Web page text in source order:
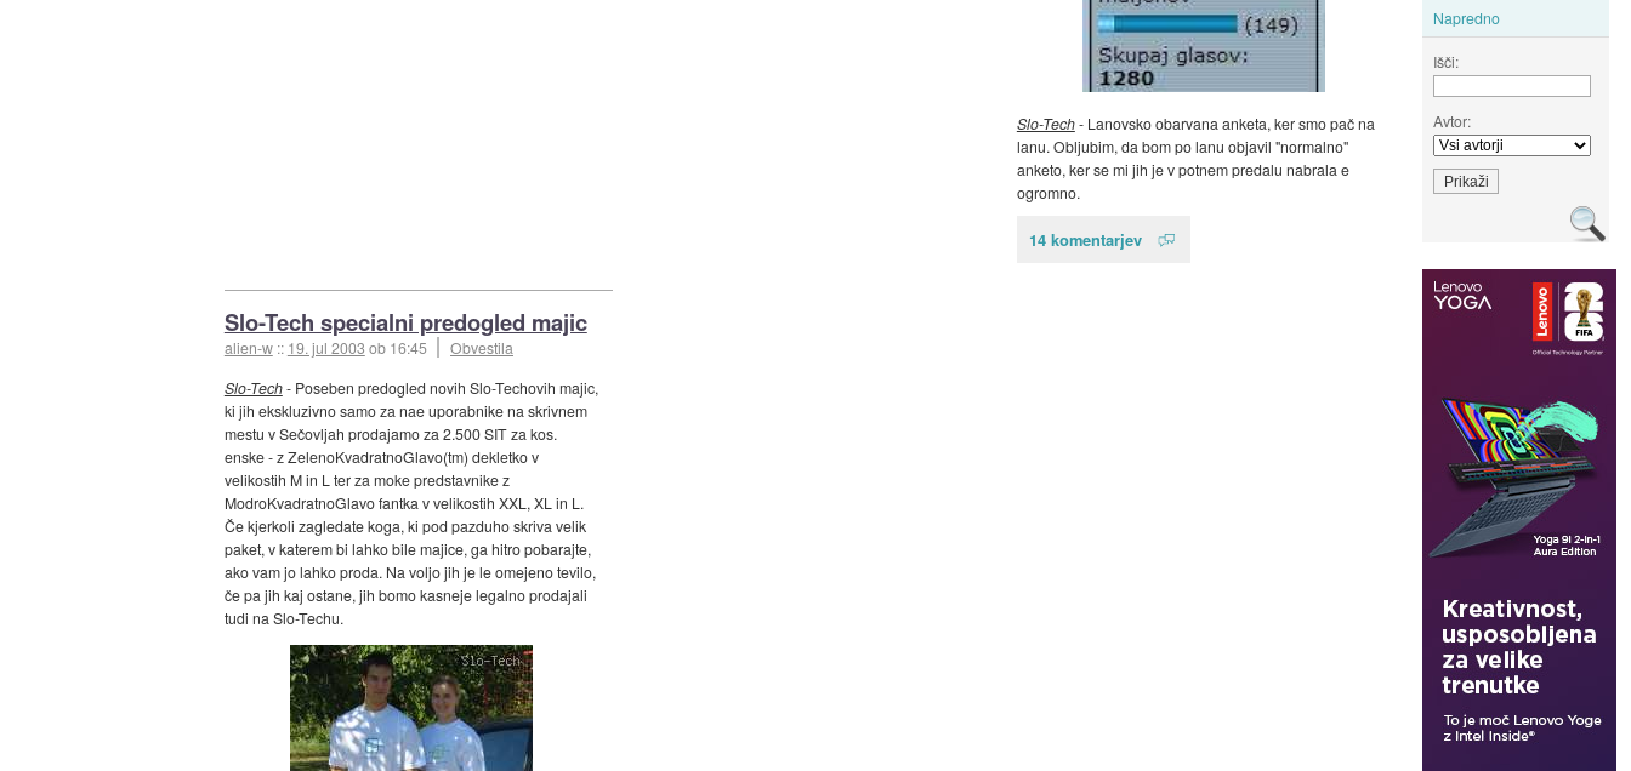
Napredno
Išči:
Avtor:
Slo-Tech- Lanovsko obarvana anketa, ker smo pač na
lanu. Obljubim, da bom po lanu objavil "normalno"
anketo, ker se mi jih je v potnem predalu nabrala e
ogromno.
14 komentarjev
Slo-Tech specialni predogled majic
alien-w :: 19. jul 2003 ob 16:45
Obvestila
Slo-Tech- Poseben predogled novih Slo-Techovih majic,
ki jih ekskluzivno samo za nae uporabnike na skrivnem
mestu v Sečovljah prodajamo za 2.500 SIT za kos.
enske - z ZelenoKvadratnoGlavo(tm) dekletko v
velikostih M in L ter za moke predstavnike z
ModroKvadratnoGlavo fantka v velikostih XXL, XL in L.
Če kjerkoli zagledate koga, ki pod pazduho skriva velik
paket, v katerem bi lahko bile majice, ga hitro pobarajte,
ako vam jo lahko proda. Na voljo jih je le omejeno tevilo,
če pa jih kaj ostane, jih bomo kasneje legalno prodajali
tudi na Slo-Techu.